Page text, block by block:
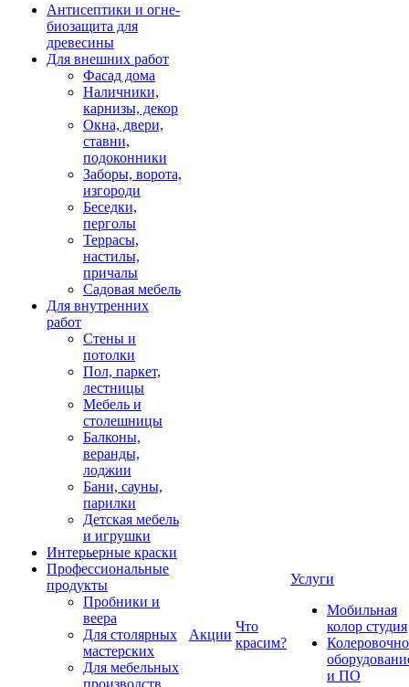
Антисептики и огне-
биозащита для
древесины
Для внешних работ
Фасад дома
Наличники,
карнизы, декор
Окна, двери,
ставни,
подоконники
Заборы, ворота,
изгороди
Беседки,
перголы
Террасы,
настилы,
причалы
Садовая мебель
Для внутренних
работ
Стены и
потолки
Пол, паркет,
лестницы
Мебель и
столешницы
Балконы,
веранды,
лоджии
Бани, сауны,
парилки
Детская мебель
и игрушки
Интерьерные краски
Профессиональные
продукты
Пробники и
веера
Для столярных
мастерских
Для мебельных
производств
Акции
Что
красим?
Услуги
Мобильная
колор студия
и ПО